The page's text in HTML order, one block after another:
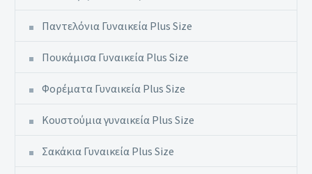
Παντελόνια Γυναικεία Plus Size
Πουκάμισα Γυναικεία Plus Size
Φορέματα Γυναικεία Plus Size
Κουστούμια γυναικεία Plus Size
Σακάκια Γυναικεία Plus Size